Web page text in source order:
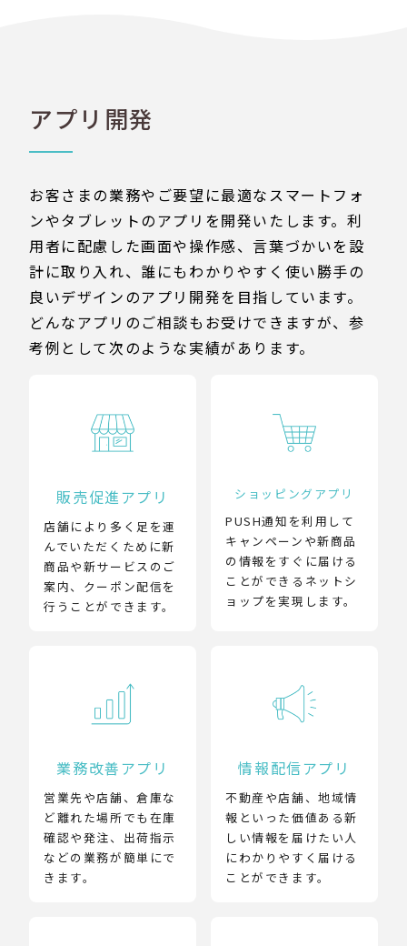
アプリ開発
お客さまの業務やご要望に最適なスマートフォ
ンやタブレットのアプリを開発いたします。利
用者に配慮した画面や操作感、言葉づかいを設
計に取り入れ、誰にもわかりやすく使い勝手の
良いデザインのアプリ開発を目指しています。
どんなアプリのご相談もお受けできますが、参
考例として次のような実績があります。
販売促進アプリ
店舗により多く足を運
んでいただくために新
商品や新サービスのご
案内、クーポン配信を
行うことができます。
ショッピングアプリ
PUSH通知を利用して
キャンペーンや新商品
の情報をすぐに届ける
ことができるネットシ
ョップを実現します。
業務改善アプリ
営業先や店舗、倉庫な
ど離れた場所でも在庫
確認や発注、出荷指示
などの業務が簡単にで
きます。
情報配信アプリ
不動産や店舗、地域情
報といった価値ある新
しい情報を届けたい人
にわかりやすく届ける
ことができます。